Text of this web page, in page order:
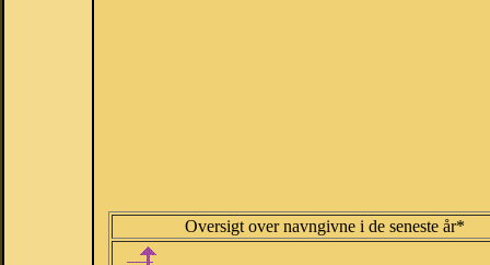
Oversigt over navngivne i de seneste år*